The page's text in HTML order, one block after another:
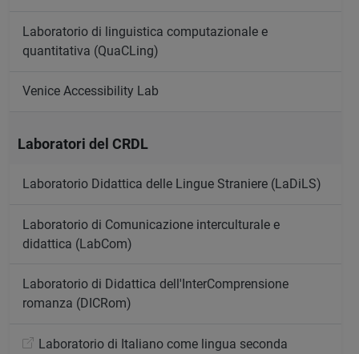
Laboratorio di linguistica computazionale e
quantitativa (QuaCLing)
Venice Accessibility Lab
Laboratori del CRDL
Laboratorio Didattica delle Lingue Straniere (LaDiLS)
Laboratorio di Comunicazione interculturale e
didattica (LabCom)
Laboratorio di Didattica dell'InterComprensione
romanza (DICRom)
Laboratorio di Italiano come lingua seconda